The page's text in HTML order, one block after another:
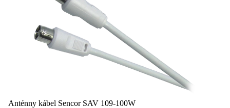
Anténny kábel Sencor SAV 109-100W